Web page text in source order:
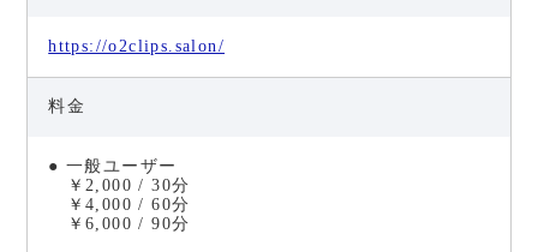
https://o2clips.salon/
料金
● 一般ユーザー
￥2,000 / 30分
￥4,000 / 60分
￥6,000 / 90分